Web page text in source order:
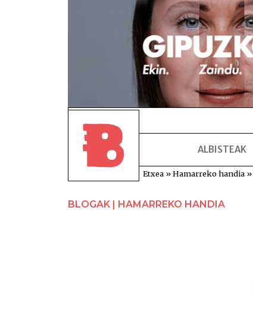
ALBISTEAK
Etxea »Hamarreko handia »
BLOGAK | HAMARREKO HANDIA